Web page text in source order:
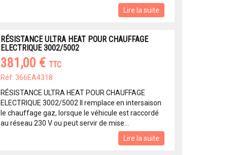
Lire la suite
RÉSISTANCE ULTRA HEAT POUR CHAUFFAGE
ELECTRIQUE 3002/5002
381,00 € TTC
Réf: 366EA4318
RÉSISTANCE ULTRA HEAT POUR CHAUFFAGE
ELECTRIQUE 3002/5002 Il remplace en intersaison
le chauffage gaz, lorsque le véhicule est raccordé
au réseau 230 V ou peut servir de mise...
Lire la suite